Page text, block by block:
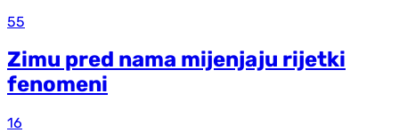
55
Zimu pred nama mijenjaju rijetki
fenomeni
16